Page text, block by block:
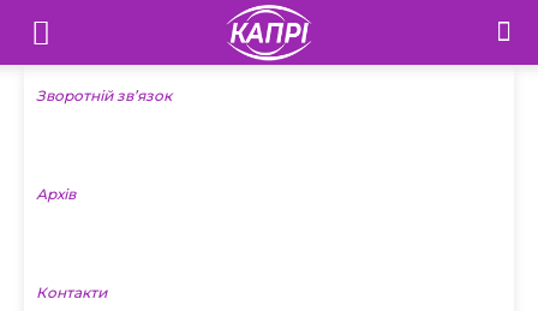
Телебачення
«Капрі»
Новини
Зворотній зв’язок
Архів
Контакти